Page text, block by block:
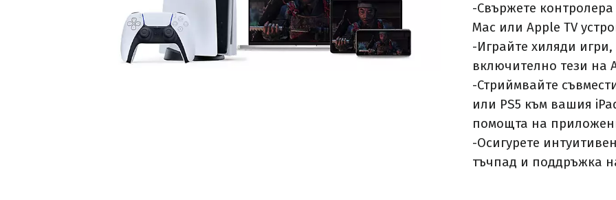
-Свържете
Mac или Apple TV
-Играйте хиляди
включително тези на
-Стриймвайте
или PS5 към вашия
помощта на
-Осигурете
тъчпад и поддръжка